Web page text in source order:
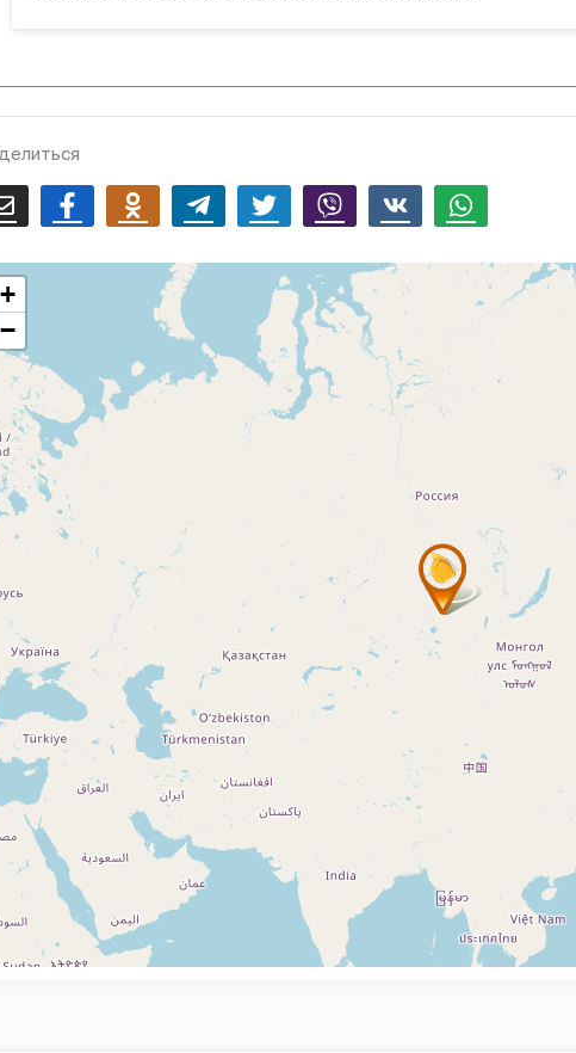
Email FacebookOdnoklassnikiTelegram Twitter Viber Whatsapp
+
−